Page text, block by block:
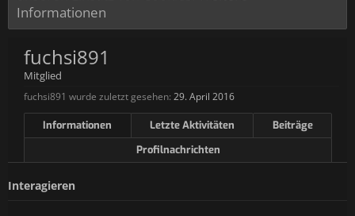
Informationen
fuchsi891
Mitglied
fuchsi891 wurde zuletzt gesehen: 29. April 2016
Informationen Letzte Aktivitäten
Beiträge
Profilnachrichten
Interagieren